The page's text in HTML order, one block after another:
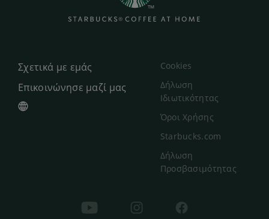
Σχετικά με εμάς
Επικοινώνησε μαζί μας
Cookies
Δήλωση
Ιδιωτικότητας
Όροι Χρήσης
Starbucks.com
Δήλωση
Προσβασιμότητας